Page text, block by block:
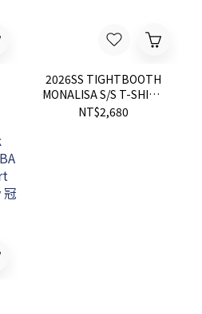
2026SS TIGHTBOOTH
MONALISA S/S T-SHIRT
蒙娜麗莎 惡搞 短T 現貨
SU26-T06
NT$2,680